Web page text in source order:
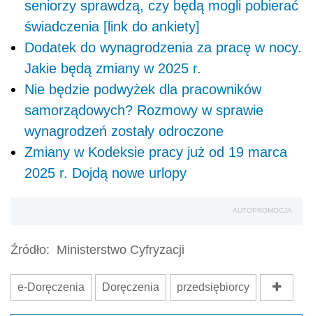
seniorzy sprawdzą, czy będą mogli pobierać
świadczenia [link do ankiety]
Dodatek do wynagrodzenia za pracę w nocy.
Jakie będą zmiany w 2025 r.
Nie będzie podwyżek dla pracowników
samorządowych? Rozmowy w sprawie
wynagrodzeń zostały odroczone
Zmiany w Kodeksie pracy już od 19 marca
2025 r. Dojdą nowe urlopy
AUTOPROMOCJA
Źródło: Ministerstwo Cyfryzacji
e-Doręczenia Doręczenia przedsiębiorcy